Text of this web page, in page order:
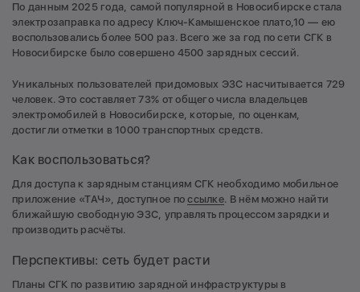
По данным 2025 года, самой популярной в Новосибирске стала
электрозаправка по адресу Ключ-Камышенское плато,10 — ею
воспользовались более 500 раз. Всего же за год по сети СГК в
Новосибирске было совершено 4500 зарядных сессий.
Уникальных пользователей придомовых ЭЗС насчитывается 729
человек. Это составляет 73% от общего числа владельцев
электромобилей в Новосибирске, которые, по оценкам,
достигли отметки в 1000 транспортных средств.
Как воспользоваться?
Для доступа к зарядным станциям СГК необходимо мобильное
приложение «ТАЧ», доступное поссылке. В нём можно найти
ближайшую свободную ЭЗС, управлять процессом зарядки и
производить расчёты.
Перспективы: сеть будет расти
Планы СГК по развитию зарядной инфраструктуры в